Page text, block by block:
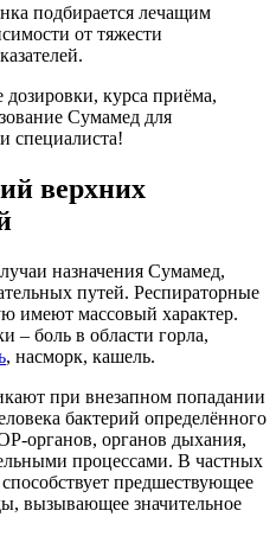
подбирается лечащим
от тяжести
курса приёма,
Сумамед для
специалиста!
верхних
назначения Сумамед,
путей. Респираторные
имеют массовый характер.
– боль в области горла,
, насморк, кашель.
при внезапном попадании
бактерий определённого
органов, органов дыхания,
процессами. В частных
предшествующее
вызывающее значительное